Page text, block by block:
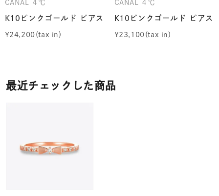
CANAL ４℃
K10ピンクゴールド ピアス
¥24,200
CANAL ４℃
K10ピンクゴールド ピアス
¥23,100
最近チェックした商品